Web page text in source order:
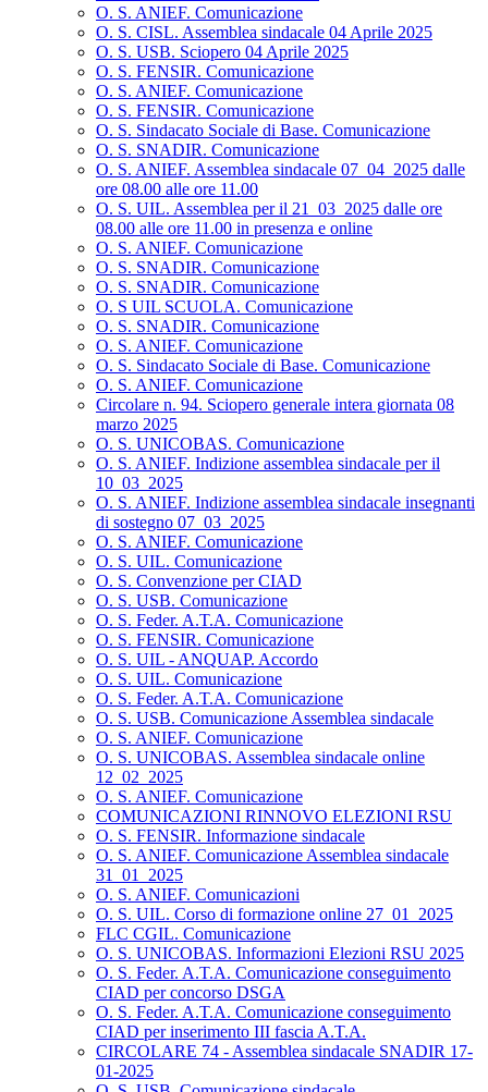
O. S. ANIEF. Comunicazione
O. S. CISL. Assemblea sindacale 04 Aprile 2025
O. S. USB. Sciopero 04 Aprile 2025
O. S. FENSIR. Comunicazione
O. S. ANIEF. Comunicazione
O. S. FENSIR. Comunicazione
O. S. Sindacato Sociale di Base. Comunicazione
O. S. SNADIR. Comunicazione
O. S. ANIEF. Assemblea sindacale 07_04_2025 dalle
ore 08.00 alle ore 11.00
O. S. UIL. Assemblea per il 21_03_2025 dalle ore
08.00 alle ore 11.00 in presenza e online
O. S. ANIEF. Comunicazione
O. S. SNADIR. Comunicazione
O. S. SNADIR. Comunicazione
O. S UIL SCUOLA. Comunicazione
O. S. SNADIR. Comunicazione
O. S. ANIEF. Comunicazione
O. S. Sindacato Sociale di Base. Comunicazione
O. S. ANIEF. Comunicazione
Circolare n. 94. Sciopero generale intera giornata 08
marzo 2025
O. S. UNICOBAS. Comunicazione
O. S. ANIEF. Indizione assemblea sindacale per il
10_03_2025
O. S. ANIEF. Indizione assemblea sindacale insegnanti
di sostegno 07_03_2025
O. S. ANIEF. Comunicazione
O. S. UIL. Comunicazione
O. S. Convenzione per CIAD
O. S. USB. Comunicazione
O. S. Feder. A.T.A. Comunicazione
O. S. FENSIR. Comunicazione
O. S. UIL - ANQUAP. Accordo
O. S. UIL. Comunicazione
O. S. Feder. A.T.A. Comunicazione
O. S. USB. Comunicazione Assemblea sindacale
O. S. ANIEF. Comunicazione
O. S. UNICOBAS. Assemblea sindacale online
12_02_2025
O. S. ANIEF. Comunicazione
COMUNICAZIONI RINNOVO ELEZIONI RSU
O. S. FENSIR. Informazione sindacale
O. S. ANIEF. Comunicazione Assemblea sindacale
31_01_2025
O. S. ANIEF. Comunicazioni
O. S. UIL. Corso di formazione online 27_01_2025
FLC CGIL. Comunicazione
O. S. UNICOBAS. Informazioni Elezioni RSU 2025
O. S. Feder. A.T.A. Comunicazione conseguimento
CIAD per concorso DSGA
O. S. Feder. A.T.A. Comunicazione conseguimento
CIAD per inserimento III fascia A.T.A.
CIRCOLARE 74 - Assemblea sindacale SNADIR 17-
01-2025